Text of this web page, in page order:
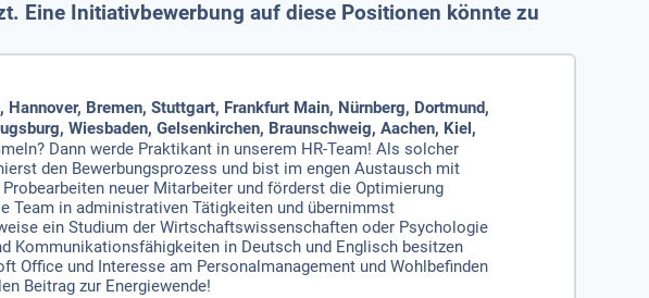
Eine Initiativbewerbung auf diese Positionen könnte zu
Bremen, Stuttgart, Frankfurt Main, Nürnberg, Dortmund,
Wiesbaden, Gelsenkirchen, Braunschweig, Aachen, Kiel,
Dann werde Praktikant in unserem HR-Team! Als solcher
den Bewerbungsprozess und bist im engen Austausch mit
neuer Mitarbeiter und förderst die Optimierung
Team in administrativen Tätigkeiten und übernimmst
ein Studium der Wirtschaftswissenschaften oder Psychologie
Kommunikationsfähigkeiten in Deutsch und Englisch besitzen
Office und Interesse am Personalmanagement und Wohlbefinden
Beitrag zur Energiewende!